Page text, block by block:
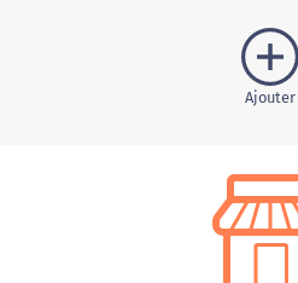
Ajouter